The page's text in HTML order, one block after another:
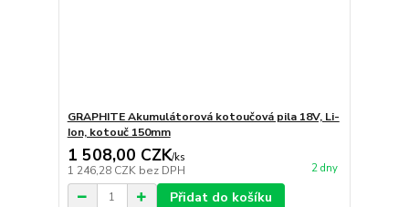
GRAPHITE Akumulátorová kotoučová pila 18V, Li-
Ion, kotouč 150mm
1 508,00 CZK/ks
1 246,28 CZK bez DPH 2 dny
Přidat do košíku